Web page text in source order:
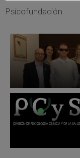
Psicofundación